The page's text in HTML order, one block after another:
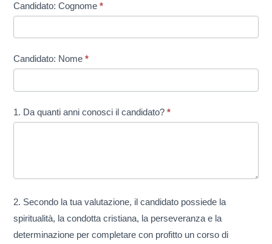
Candidato: Cognome*
Candidato: Nome*
1. Da quanti anni conosci il candidato?*
2. Secondo la tua valutazione, il candidato possiede la
spiritualità, la condotta cristiana, la perseveranza e la
determinazione per completare con profitto un corso di